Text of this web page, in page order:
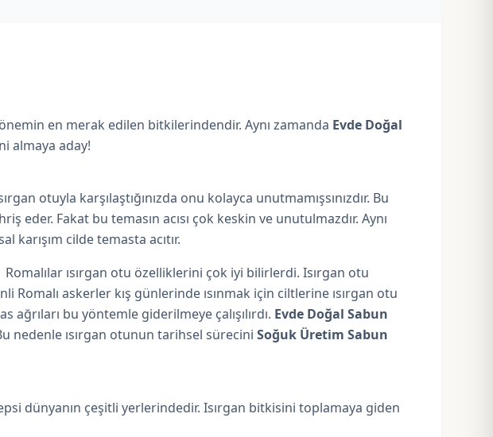
en merak edilen bitkilerindendir. Aynı zamanda Evde Doğal
almaya aday!
otuyla karşılaştığınızda onu kolayca unutmamışsınızdır. Bu
Fakat bu temasın acısı çok keskin ve unutulmazdır. Aynı
karışım cilde temasta acıtır.
ısırgan otu özelliklerini çok iyi bilirlerdi. Isırgan otu
askerler kış günlerinde ısınmak için ciltlerine ısırgan otu
ağrıları bu yöntemle giderilmeye çalışılırdı. Evde Doğal Sabun
nedenle ısırgan otunun tarihsel sürecini Soğuk Üretim Sabun
dünyanın çeşitli yerlerindedir. Isırgan bitkisini toplamaya giden